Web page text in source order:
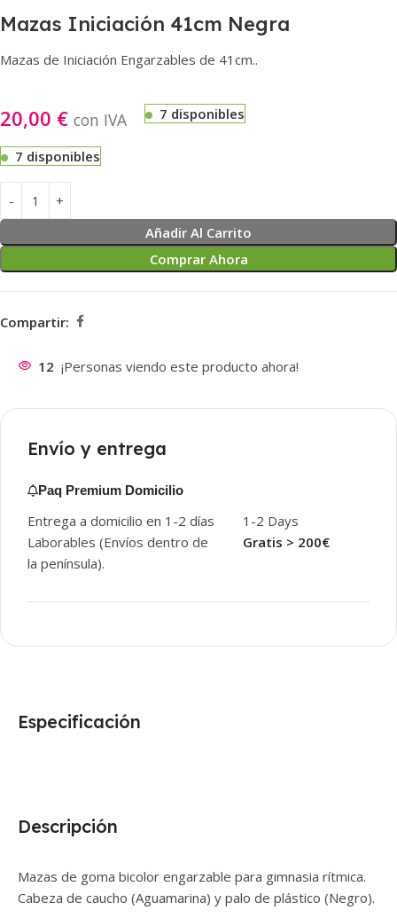
Mazas Iniciación 41cm Negra
Mazas de Iniciación Engarzables de 41cm..
20,00 € con IVA 7 disponibles
7 disponibles
Añadir Al Carrito
Comprar Ahora
Compartir:
12 ¡Personas viendo este producto ahora!
Envío y entrega
Paq Premium Domicilio
Entrega a domicilio en 1-2 días
Laborables (Envíos dentro de
la península).
1-2 Days
Gratis > 200€
Descripción
Mazas de goma bicolor engarzable para gimnasia rítmica.
Cabeza de caucho (Aguamarina) y palo de plástico (Negro).
Especificación